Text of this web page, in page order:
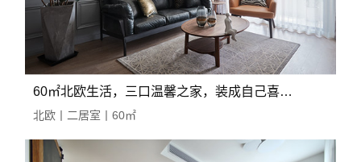
60㎡北欧生活，三口温馨之家，装成自己喜欢的样子
北欧丨二居室丨60㎡